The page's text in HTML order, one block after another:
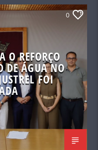
0
O REFORÇO
DE ÁGUA NO
FOI